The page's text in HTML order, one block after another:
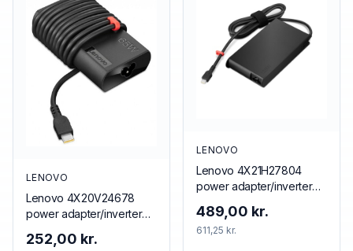
LENOVO
Lenovo 4X20V24678
power adapter/inverter
252,00 kr.
LENOVO
Lenovo 4X21H27804
power adapter/inverter
489,00 kr.
611,25 kr.